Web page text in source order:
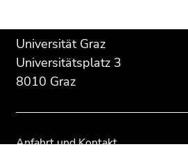
Beginn
Seitenbereichs:
Zusatzinformationen:
Universität Graz
Universitätsplatz 3
8010 Graz
Anfahrt und Kontakt
Ende
dieses
Seitenbereichs.
Seitenbereiche
Ende
dieses
Seitenbereichs.
Seitenbereiche